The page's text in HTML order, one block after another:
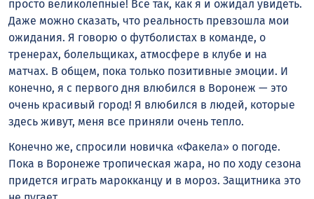
просто великолепные! Всё так, как я и ожидал увидеть.
Даже можно сказать, что реальность превзошла мои
ожидания. Я говорю о футболистах в команде, о
тренерах, болельщиках, атмосфере в клубе и на
матчах. В общем, пока только позитивные эмоции. И
конечно, я с первого дня влюбился в Воронеж — это
очень красивый город! Я влюбился в людей, которые
здесь живут, меня все приняли очень тепло.
Конечно же, спросили новичка «Факела» о погоде.
Пока в Воронеже тропическая жара, но по ходу сезона
придется играть марокканцу и в мороз. Защитника это